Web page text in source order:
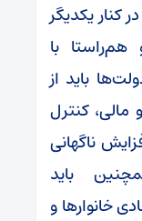
کنار یکدیگر
با
باید از
کنترل
ناگهانی
باید
خانوارها و